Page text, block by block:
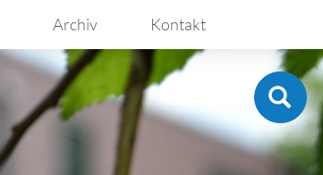
Archiv Kontakt